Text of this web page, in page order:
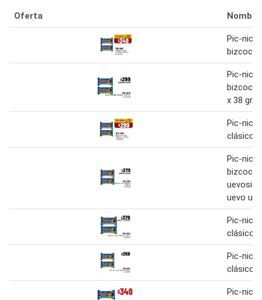
Oferta Nombre
Pic-nic -
Pic-nic -
x 38 gr.
Pic-nic
clásico
Pic-nic -
uevo
Pic-nic
clásico
Pic-nic
clásico
Pic-nic